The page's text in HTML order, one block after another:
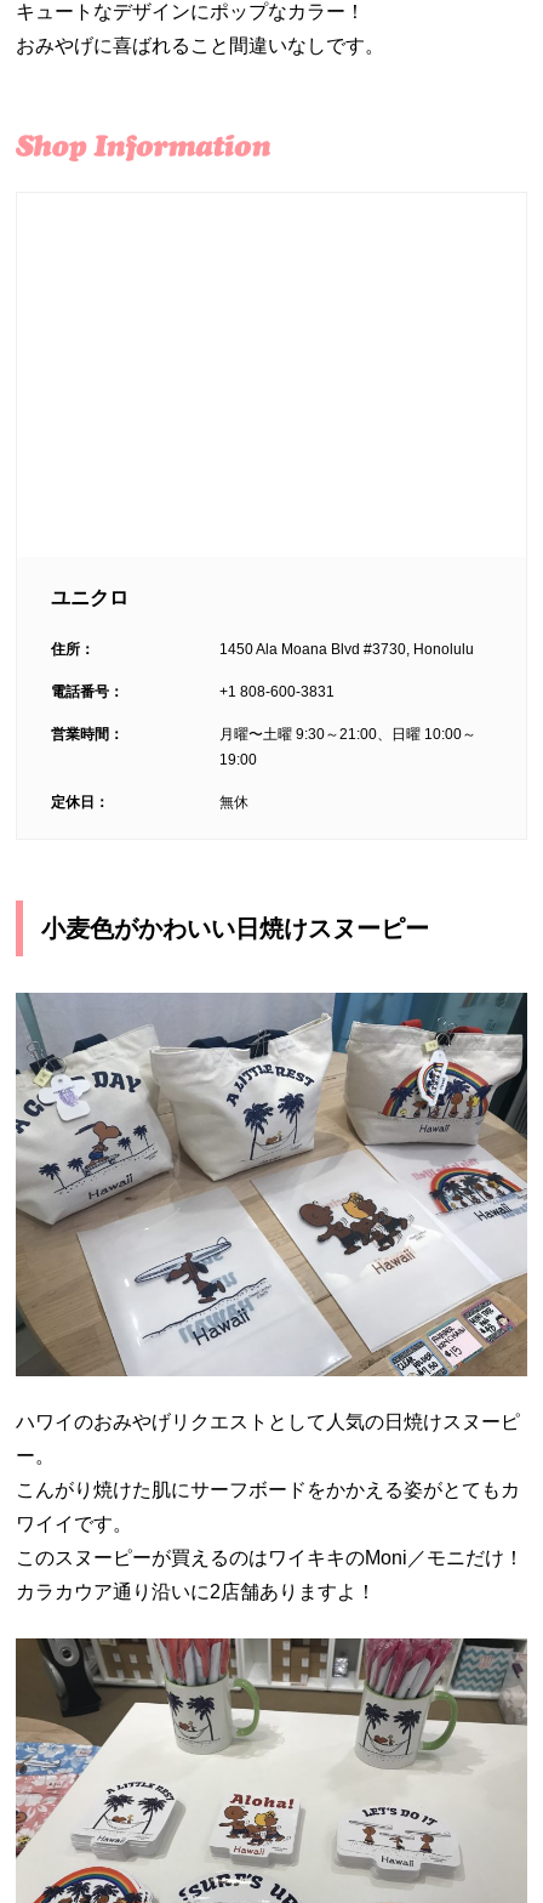
キュートなデザインにポップなカラー！
おみやげに喜ばれること間違いなしです。
ユニクロ
住所： 1450 Ala Moana Blvd #3730, Honolulu
電話番号： +1 808-600-3831
営業時間：
月曜〜土曜 9:30～21:00、日曜 10:00～
19:00
定休日： 無休
小麦色がかわいい日焼けスヌーピー
ハワイのおみやげリクエストとして人気の日焼けスヌーピ
ー。
こんがり焼けた肌にサーフボードをかかえる姿がとてもカ
ワイイです。
このスヌーピーが買えるのはワイキキのMoni／モニだけ！
カラカウア通り沿いに2店舗ありますよ！